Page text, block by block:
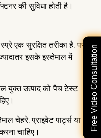
Free Video Consultation
की सुविधा होती है।
एक सुरक्षित तरीका है, पर
इसके इस्तेमाल में
युक्त उत्पाद को पैच टेस्ट
चेहरे, प्राइवेट पार्ट्स या
चाहिए।